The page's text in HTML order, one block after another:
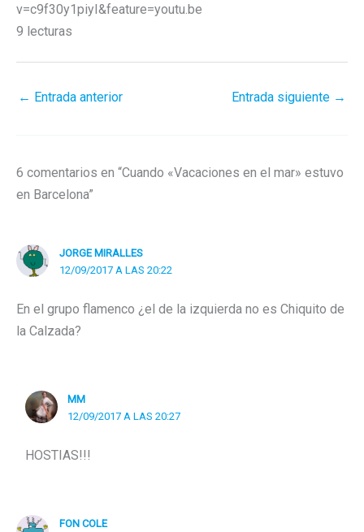
v=c9f30y1piyI&feature=youtu.be
9 lecturas
← Entrada anterior Entrada siguiente →
6 comentarios en “Cuando «Vacaciones en el mar» estuvo
en Barcelona”
JORGE MIRALLES
12/09/2017 A LAS 20:22
En el grupo flamenco ¿el de la izquierda no es Chiquito de
la Calzada?
MM
12/09/2017 A LAS 20:27
HOSTIAS!!!
FON COLE